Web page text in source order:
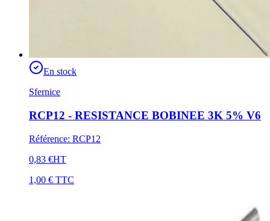
En stock
Sfernice
RCP12 - RESISTANCE BOBINEE 3K 5% V6
Référence: RCP12
0,83 €HT
1,00 € TTC